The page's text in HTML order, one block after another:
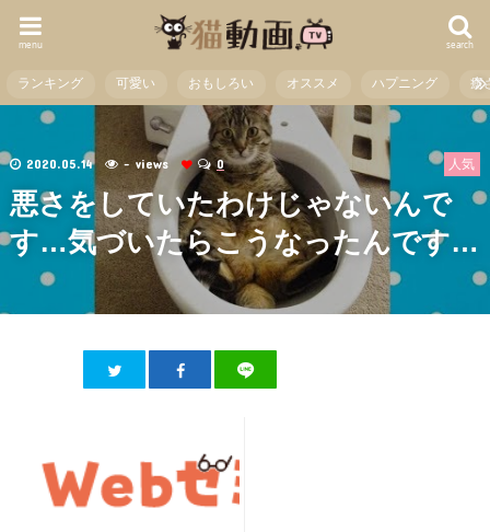
search
menu
ランキング 可愛い おもしろい オススメ ハプニング 癒
人気
2020.05.14 - views 0
悪さをしていたわけじゃないんで
す…気づいたらこうなったんです…